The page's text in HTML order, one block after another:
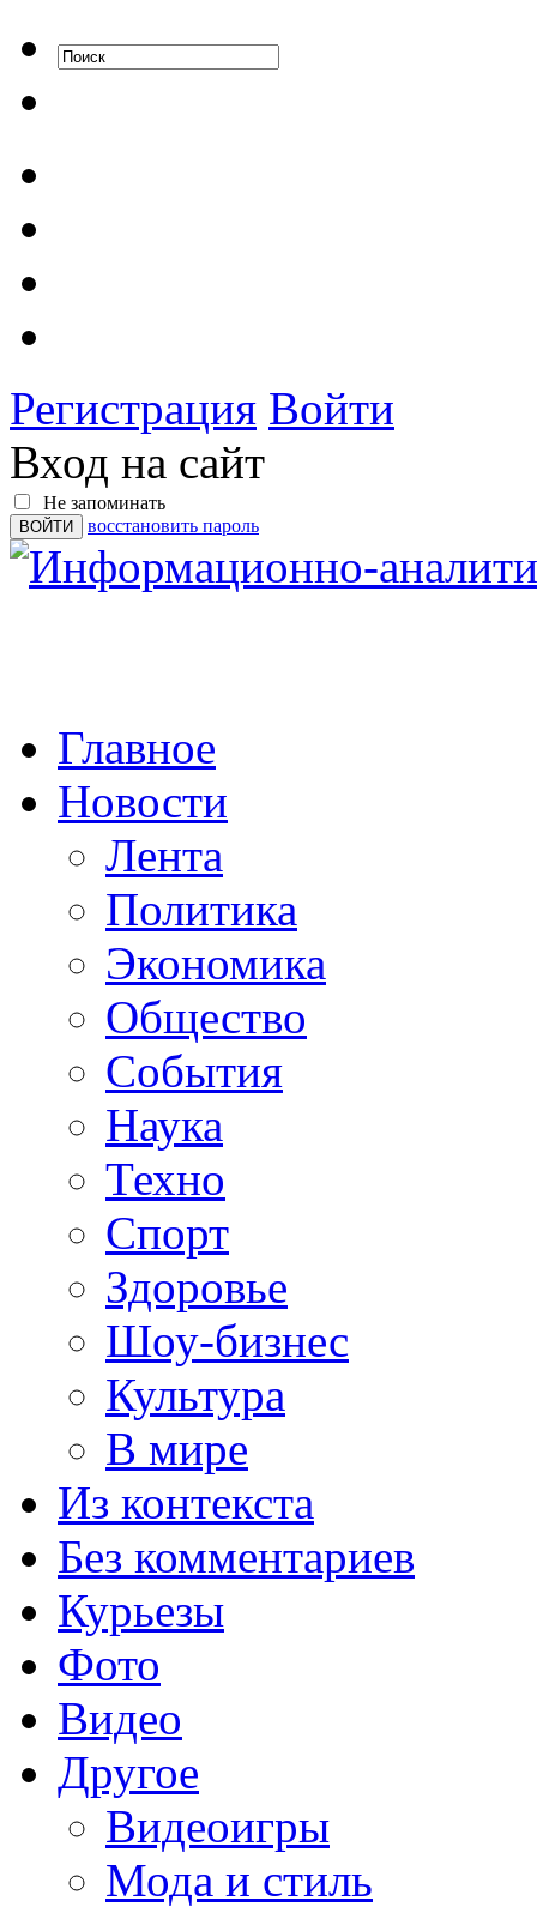
Регистрация Войти
Вход на сайт
Не запоминать
восстановить пароль
Главное
Новости
Лента
Политика
Экономика
Общество
События
Наука
Техно
Спорт
Здоровье
Шоу-бизнес
Культура
В мире
Из контекста
Без комментариев
Курьезы
Фото
Видео
Другое
Видеоигры
Мода и стиль